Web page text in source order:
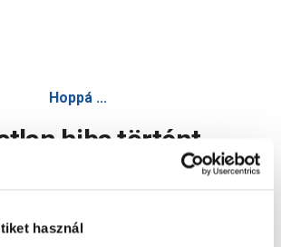
használ
Hoppá ...
hiba történt